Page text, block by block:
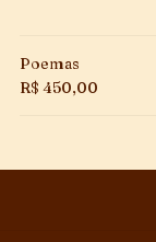
Poemas
R$ 450,00